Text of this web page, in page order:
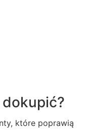
które poprawią